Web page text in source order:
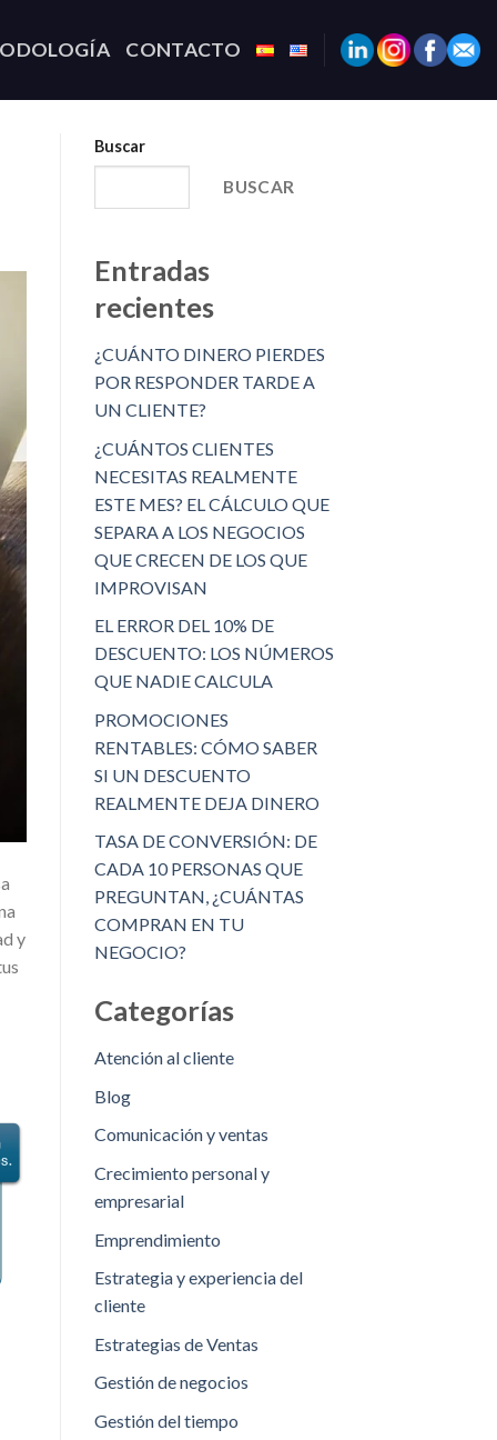
CONTACTO
y
Buscar
BUSCAR
Entradas
recientes
¿CUÁNTO DINERO PIERDES
POR RESPONDER TARDE A
UN CLIENTE?
¿CUÁNTOS CLIENTES
NECESITAS REALMENTE
ESTE MES? EL CÁLCULO QUE
SEPARA A LOS NEGOCIOS
QUE CRECEN DE LOS QUE
IMPROVISAN
EL ERROR DEL 10% DE
DESCUENTO: LOS NÚMEROS
QUE NADIE CALCULA
PROMOCIONES
RENTABLES: CÓMO SABER
SI UN DESCUENTO
REALMENTE DEJA DINERO
TASA DE CONVERSIÓN: DE
CADA 10 PERSONAS QUE
PREGUNTAN, ¿CUÁNTAS
COMPRAN EN TU
NEGOCIO?
Categorías
Atención al cliente
Blog
Comunicación y ventas
Crecimiento personal y
empresarial
Emprendimiento
Estrategia y experiencia del
cliente
Estrategias de Ventas
Gestión de negocios
Gestión del tiempo